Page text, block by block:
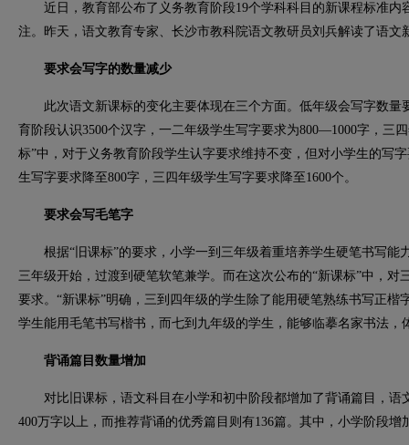
近日，教育部公布了义务教育阶段19个学科科目的新课程标准内
注。昨天，语文教育专家、长沙市教科院语文教研员刘兵解读了语文
要求会写字的数量减少
此次语文新课标的变化主要体现在三个方面。低年级会写字数量
育阶段认识3500个汉字，一二年级学生写字要求为800—1000字，三
标”中，对于义务教育阶段学生认字要求维持不变，但对小学生的写
生写字要求降至800字，三四年级学生写字要求降至1600个。
要求会写毛笔字
根据“旧课标”的要求，小学一到三年级着重培养学生硬笔书写能
三年级开始，过渡到硬笔软笔兼学。而在这次公布的“新课标”中，对
要求。“新课标”明确，三到四年级的学生除了能用硬笔熟练书写正楷
学生能用毛笔书写楷书，而七到九年级的学生，能够临摹名家书法，
背诵篇目数量增加
对比旧课标，语文科目在小学和初中阶段都增加了背诵篇目，语
400万字以上，而推荐背诵的优秀篇目则有136篇。其中，小学阶段增